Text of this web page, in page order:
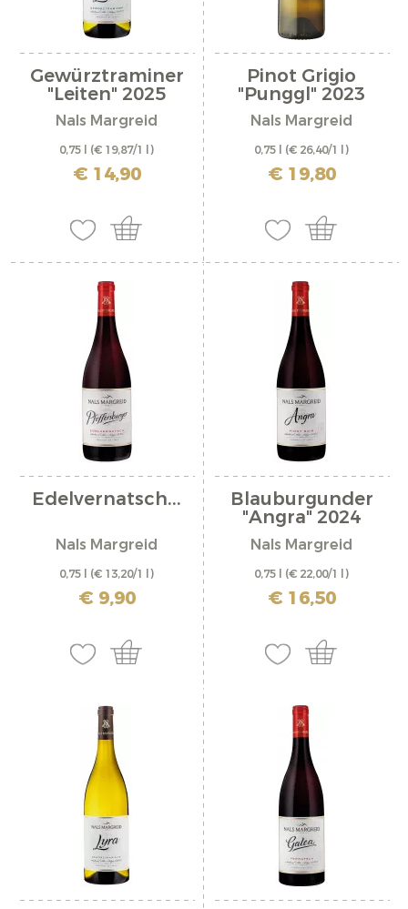
Gewürztraminer
"Leiten" 2025
Nals Margreid
0,75 l (€ 19,87/1 l)
inkl. MwSt. zzgl. Versandkosten
€ 14,90
Pinot Grigio
"Punggl" 2023
Nals Margreid
0,75 l (€ 26,40/1 l)
inkl. MwSt. zzgl. Versandkosten
€ 19,80
Edelvernatsch...
Nals Margreid
0,75 l (€ 13,20/1 l)
inkl. MwSt. zzgl. Versandkosten
€ 9,90
Blauburgunder
"Angra" 2024
Nals Margreid
0,75 l (€ 22,00/1 l)
inkl. MwSt. zzgl. Versandkosten
€ 16,50